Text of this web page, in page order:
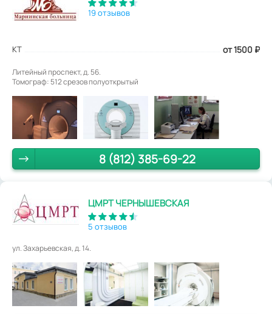
19 отзывов
КТ от 1500 ₽
Литейный проспект, д. 56.
Томограф: 512 срезов полуоткрытый
8 (812) 385-69-22
ЦМРТ ЧЕРНЫШЕВСКАЯ
5 отзывов
ул. Захарьевская, д. 14.